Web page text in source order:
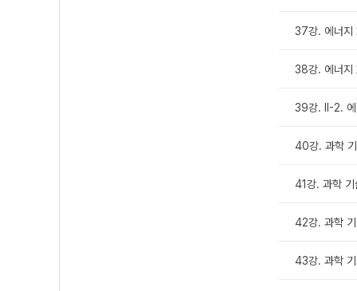
37강. 에너지
38강. 에너지
39강. Ⅱ-2. 에
40강. 과학
41강. 과학
42강. 과학
43강. 과학